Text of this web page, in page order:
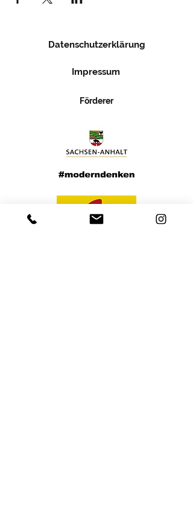
Datenschutzerklärung
Impressum
Förderer